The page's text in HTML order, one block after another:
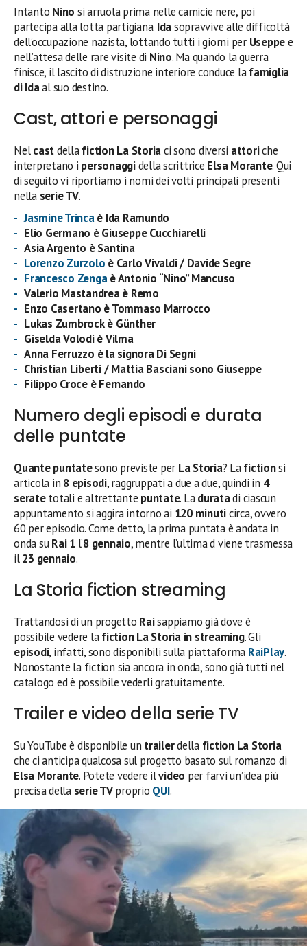
Intanto Nino si arruola prima nelle camicie nere, poi
partecipa alla lotta partigiana. Idasopravvive alle difficoltà
dell’occupazione nazista, lottando tutti i giorni per Useppee
nell’attesa delle rare visite di Nino. Ma quando la guerra
finisce, il lascito di distruzione interiore conduce lafamiglia
di Idaal suo destino.
Cast, attori e personaggi
Nelcastdellafiction La Storiaci sono diversi attoriche
interpretano i personaggidella scrittrice Elsa Morante. Qui
di seguito vi riportiamo i nomi dei volti principali presenti
nella serie TV.
Jasmine Trincaè Ida Ramundo
Elio Germano è Giuseppe Cucchiarelli
Asia Argento è Santina
Lorenzo Zurzolo è Carlo Vivaldi / Davide Segre
Francesco Zengaè Antonio “Nino” Mancuso
Valerio Mastandrea è Remo
Enzo Casertano è Tommaso Marrocco
Lukas Zumbrock è Günther
Giselda Volodi è Vilma
Anna Ferruzzo è la signora Di Segni
Christian Liberti / Mattia Basciani sono Giuseppe
Filippo Croce è Fernando
Numero degli episodi e durata
delle puntate
Quante puntatesono previste per La Storia? Lafictionsi
articola in 8 episodi, raggruppati a due a due, quindi in 4
seratetotali e altrettante puntate. Laduratadi ciascun
appuntamento si aggira intorno ai 120 minuticirca, ovvero
60 per episodio. Come detto, la prima puntata è andata in
onda suRai 1l’8 gennaio, mentre l’ultima d viene trasmessa
il23 gennaio.
La Storia fiction streaming
Trattandosi di un progetto Raisappiamo già dove è
possibile vedere lafiction La Storia in streaming. Gli
episodi, infatti, sono disponibili sulla piattaforma RaiPlay.
Nonostante la fiction sia ancora in onda, sono già tutti nel
catalogo ed è possibile vederli gratuitamente.
Trailer e video della serie TV
Su YouTube è disponibile un trailerdella fiction La Storia
che ci anticipa qualcosa sul progetto basato sul romanzo di
Elsa Morante. Potete vedere ilvideo per farvi un’idea più
precisa della serie TVproprio QUI.